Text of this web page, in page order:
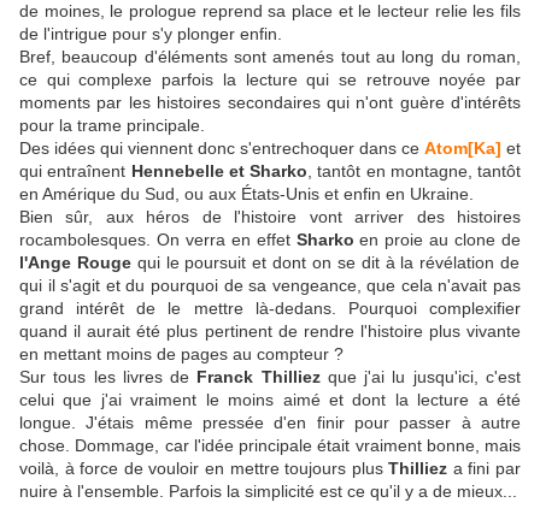
de moines, le prologue reprend sa place et le lecteur relie les fils
de l'intrigue pour s'y plonger enfin.
Bref, beaucoup d'éléments sont amenés tout au long du roman,
ce qui complexe parfois la lecture qui se retrouve noyée par
moments par les histoires secondaires qui n'ont guère d'intérêts
pour la trame principale.
Des idées qui viennent donc s'entrechoquer dans ce Atom[Ka] et
qui entraînent Hennebelle et Sharko , tantôt en montagne, tantôt
en Amérique du Sud, ou aux États-Unis et enfin en Ukraine.
Bien sûr, aux héros de l'histoire vont arriver des histoires
rocambolesques. On verra en effet Sharko en proie au clone de
l'Ange Rougequi le poursuit et dont on se dit à la révélation de
qui il s'agit et du pourquoi de sa vengeance, que cela n'avait pas
grand intérêt de le mettre là-dedans. Pourquoi complexifier
quand il aurait été plus pertinent de rendre l'histoire plus vivante
en mettant moins de pages au compteur ?
Sur tous les livres de Franck Thilliezque j'ai lu jusqu'ici, c'est
celui que j'ai vraiment le moins aimé et dont la lecture a été
longue. J'étais même pressée d'en finir pour passer à autre
chose. Dommage, car l'idée principale était vraiment bonne, mais
voilà, à force de vouloir en mettre toujours plusThilliez a fini par
nuire à l'ensemble. Parfois la simplicité est ce qu'il y a de mieux...